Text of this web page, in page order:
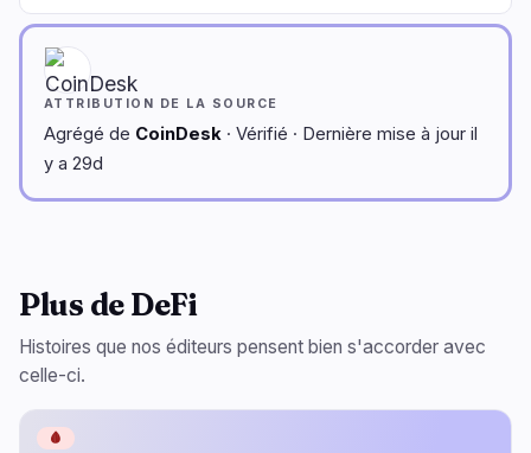
ATTRIBUTION DE LA SOURCE
Agrégé de CoinDesk · Vérifié · Dernière mise à jour il
y a 29d
Plus de DeFi
Histoires que nos éditeurs pensent bien s'accorder avec
celle-ci.
🩸